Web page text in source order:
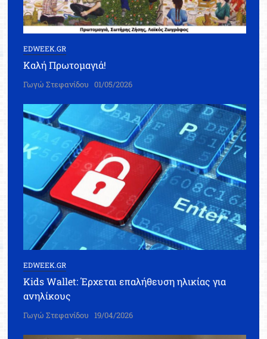
EDWEEK.GR
Καλή Πρωτομαγιά!
Γωγώ Στεφανίδου 01/05/2026
EDWEEK.GR
Kids Wallet: Έρχεται επαλήθευση ηλικίας για
ανηλίκους
Γωγώ Στεφανίδου 19/04/2026